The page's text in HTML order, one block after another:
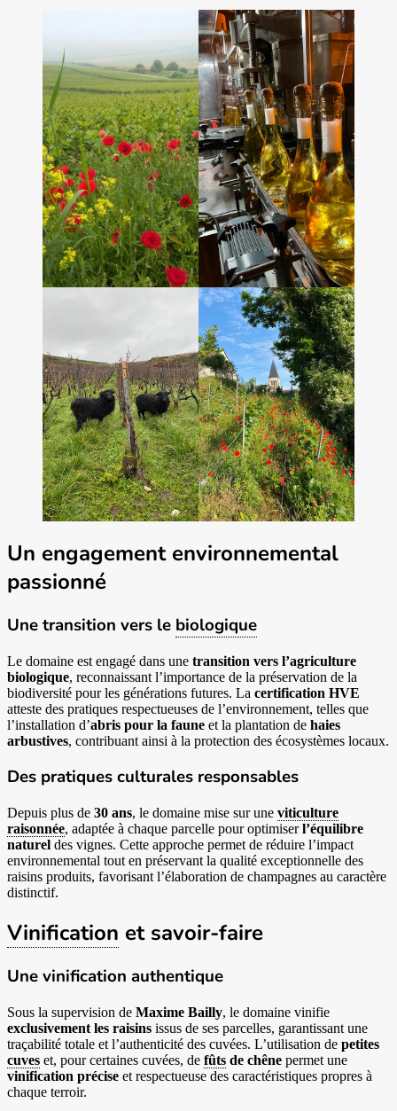
Un engagement environnemental
passionné
Une transition vers le biologique
Le domaine est engagé dans une transition vers l’agriculture
biologique, reconnaissant l’importance de la préservation de la
biodiversité pour les générations futures. La certification HVE
atteste des pratiques respectueuses de l’environnement, telles que
l’installation d’abris pour la faune et la plantation de haies
arbustives, contribuant ainsi à la protection des écosystèmes locaux.
Des pratiques culturales responsables
Depuis plus de 30 ans, le domaine mise sur une viticulture
raisonnée, adaptée à chaque parcelle pour optimiserl’équilibre
naturel des vignes. Cette approche permet de réduire l’impact
environnemental tout en préservant la qualité exceptionnelle des
raisins produits, favorisant l’élaboration de champagnes au caractère
distinctif.
Vinification et savoir-faire
Une vinification authentique
Sous la supervision de Maxime Bailly, le domaine vinifie
exclusivement les raisins issus de ses parcelles, garantissant une
traçabilité totale et l’authenticité des cuvées. L’utilisation de petites
cuves et, pour certaines cuvées, de fûts de chêne permet une
vinification précise et respectueuse des caractéristiques propres à
chaque terroir.